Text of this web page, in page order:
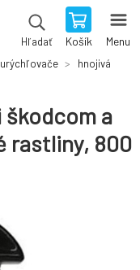
Hľadať Košík Menu
hnojivá
a
rastliny, 800